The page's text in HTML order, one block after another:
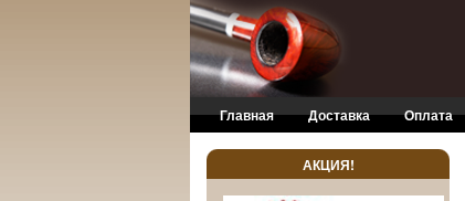
Главная Доставка Оплата
АКЦИЯ!